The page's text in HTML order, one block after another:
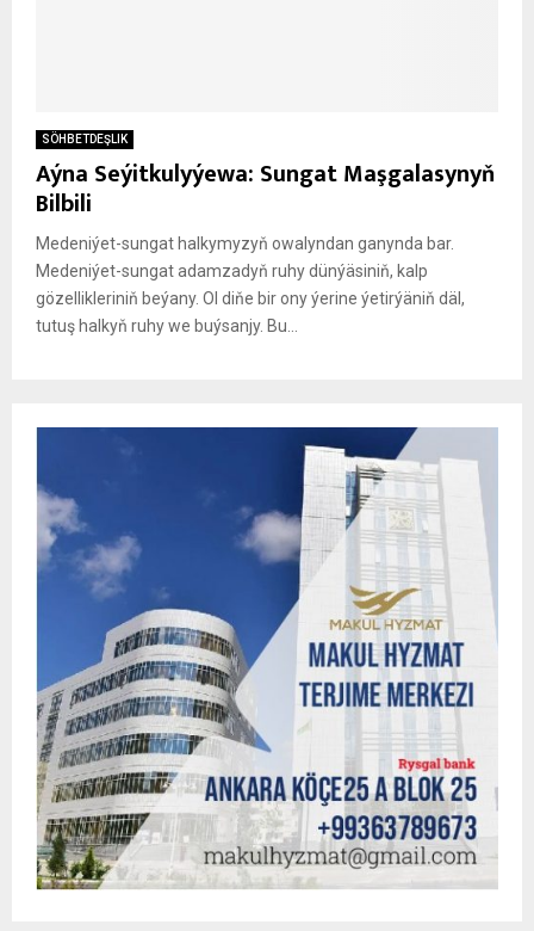
SÖHBETDEŞLIK
Aýna Seýitkulyýewa: Sungat Maşgalasynyň
Bilbili
Medeniýet-sungat halkymyzyň owalyndan ganynda bar.
Medeniýet-sungat adamzadyň ruhy dünýäsiniň, kalp
gözellikleriniň beýany. Ol diňe bir ony ýerine ýetirýäniň däl,
tutuş halkyň ruhy we buýsanjy. Bu...